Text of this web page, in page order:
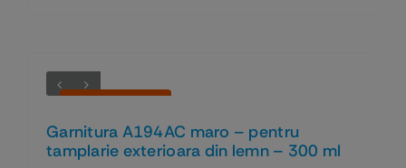
Garnitura A194AC maro – pentru
tamplarie exterioara din lemn – 300 ml